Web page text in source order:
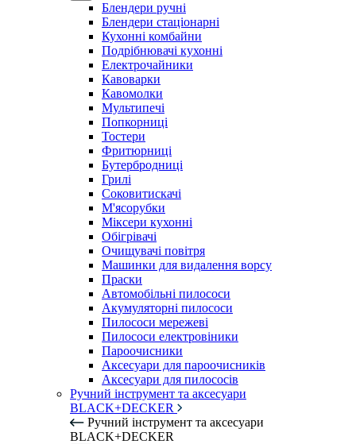
Блендери ручні
Блендери стаціонарні
Кухонні комбайни
Подрібнювачі кухонні
Електрочайники
Кавоварки
Кавомолки
Мультипечі
Попкорниці
Тостери
Фритюрниці
Бутербродниці
Грилі
Соковитискачі
М'ясорубки
Міксери кухонні
Обігрівачі
Очищувачі повітря
Машинки для видалення ворсу
Праски
Автомобільні пилососи
Акумуляторні пилососи
Пилососи мережеві
Пилососи електровіники
Пароочисники
Аксесуари для пароочисників
Аксесуари для пилососів
Ручний інструмент та аксесуари
BLACK+DECKER
Ручний інструмент та аксесуари
BLACK+DECKER